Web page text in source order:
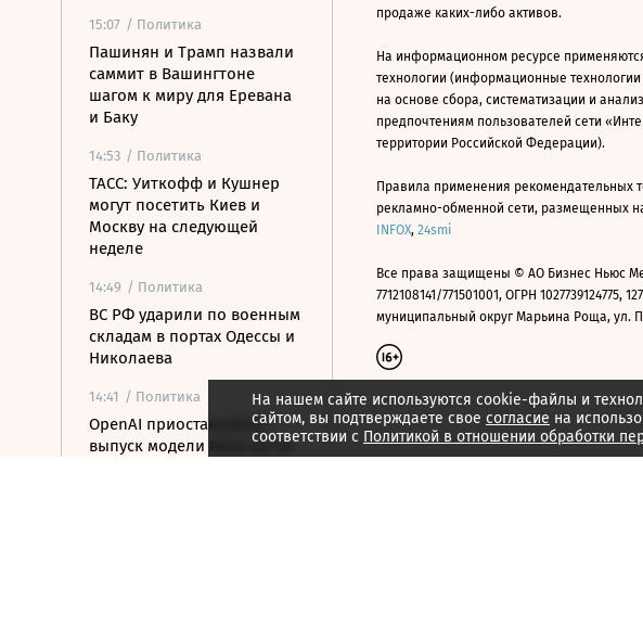
15:07 / Политика
Пашинян и Трамп назвали
саммит в Вашингтоне
шагом к миру для Еревана
и Баку
14:53 / Политика
ТАСС: Уиткофф и Кушнер
могут посетить Киев и
Москву на следующей
неделе
14:49 / Политика
ВС РФ ударили по военным
складам в портах Одессы и
Николаева
14:41 / Политика
OpenAI приостановила
выпуск модели Astra из-за
На нашем сайте используются cookie-файлы и
сайтом, вы подтверждаете свое согласие на
соответствии с Политикой в отношении обработки
продаже каких-либо активов.
На информационном ресурсе
технологии (информационные
на основе сбора, систематизации и
предпочтениям пользователей сети
территории Российской Федерации).
Правила применения рекомендательных
рекламно-обменной сети, размещенных
INFOX, 24smi
Все права защищены © АО Бизнес Ньюс
7712108141/771501001, ОГРН 1027739124775,
муниципальный округ Марьина Роща, ул.